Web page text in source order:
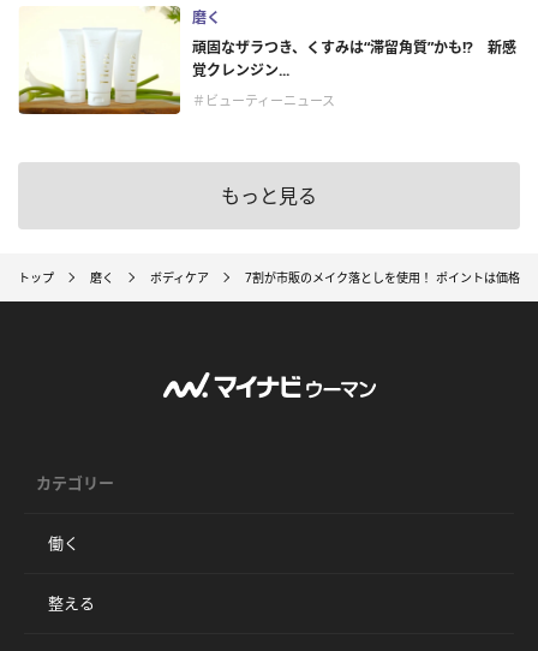
磨く
頑固なザラつき、くすみは“滞留角質”かも!? 新感
覚クレンジン...
＃ビューティーニュース
もっと見る
トップ 磨く ボディケア 7割が市販のメイク落としを使用！ ポイントは価格よ
カテゴリー
働く
整える